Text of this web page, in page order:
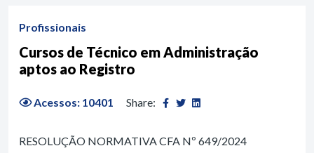
Profissionais
Cursos de Técnico em Administração
aptos ao Registro
Acessos: 10401 Share:
RESOLUÇÃO NORMATIVA CFA Nº 649/2024